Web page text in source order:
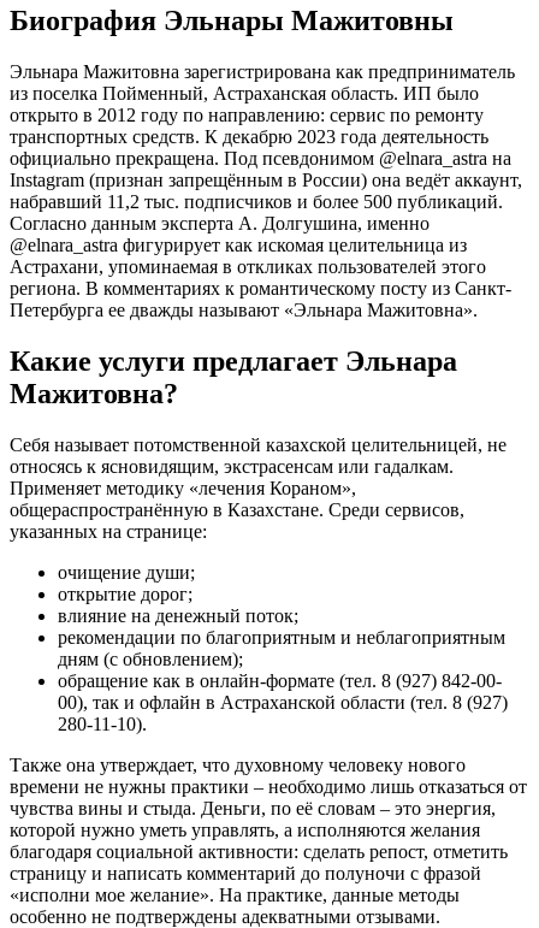
Биография Эльнары Мажитовны
Эльнара Мажитовна зарегистрирована как предприниматель
из поселка Пойменный, Астраханская область. ИП было
открыто в 2012 году по направлению: сервис по ремонту
транспортных средств. К декабрю 2023 года деятельность
официально прекращена. Под псевдонимом @elnara_astra на
Instagram (признан запрещённым в России) она ведёт аккаунт,
набравший 11,2 тыс. подписчиков и более 500 публикаций.
Согласно данным эксперта А. Долгушина, именно
@elnara_astra фигурирует как искомая целительница из
Астрахани, упоминаемая в откликах пользователей этого
региона. В комментариях к романтическому посту из Санкт-
Петербурга ее дважды называют «Эльнара Мажитовна».
Какие услуги предлагает Эльнара
Мажитовна?
Себя называет потомственной казахской целительницей, не
относясь к ясновидящим, экстрасенсам или гадалкам.
Применяет методику «лечения Кораном»,
общераспространённую в Казахстане. Среди сервисов,
указанных на странице:
очищение души;
открытие дорог;
влияние на денежный поток;
рекомендации по благоприятным и неблагоприятным
дням (с обновлением);
обращение как в онлайн-формате (тел. 8 (927) 842-00-
00), так и офлайн в Астраханской области (тел. 8 (927)
280-11-10).
Также она утверждает, что духовному человеку нового
времени не нужны практики – необходимо лишь отказаться от
чувства вины и стыда. Деньги, по её словам – это энергия,
которой нужно уметь управлять, а исполняются желания
благодаря социальной активности: сделать репост, отметить
страницу и написать комментарий до полуночи с фразой
«исполни мое желание». На практике, данные методы
особенно не подтверждены адекватными отзывами.